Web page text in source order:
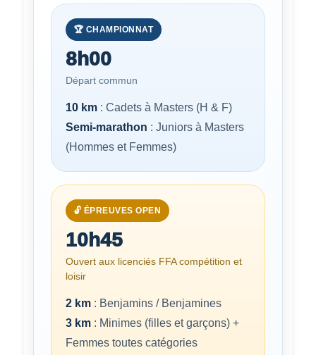
🏆 CHAMPIONNAT
8h00
Départ commun
10 km : Cadets à Masters (H & F)
Semi-marathon : Juniors à Masters
(Hommes et Femmes)
🔓 ÉPREUVES OPEN
10h45
Ouvert aux licenciés FFA compétition et
loisir
2 km : Benjamins / Benjamines
3 km : Minimes (filles et garçons) +
Femmes toutes catégories